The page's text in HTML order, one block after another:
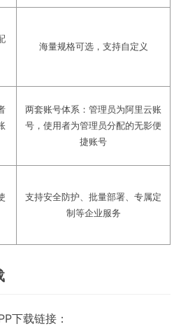
海量规格可选，支持自定义
两套账号体系：管理员为阿里云账
号，使用者为管理员分配的无影便
捷账号
支持安全防护、批量部署、专属定
制等企业服务
下载链接：